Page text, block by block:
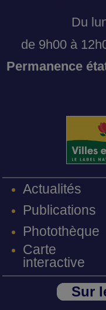
Du
de 9h00 à
Permanence
Actualités
Publications
Photothèque
Carte
interactive
Sur